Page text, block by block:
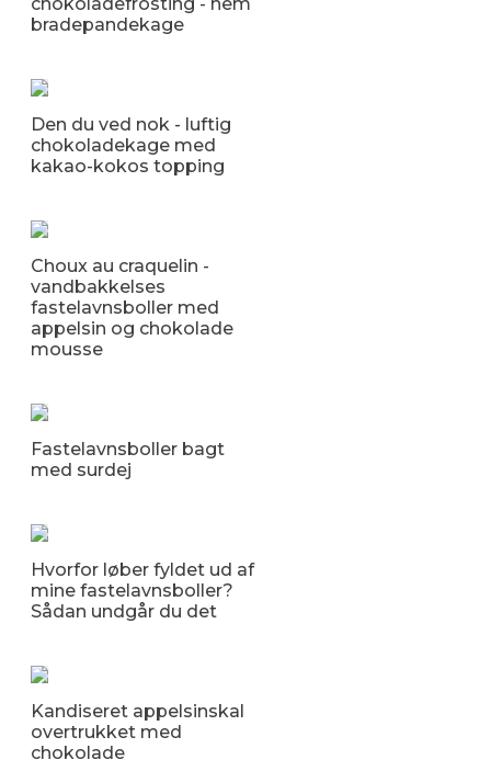
bradepandekage
Den du ved nok - luftig
chokoladekage med
kakao-kokos topping
Choux au craquelin -
vandbakkelses
fastelavnsboller med
appelsin og chokolade
mousse
Fastelavnsboller bagt
med surdej
Hvorfor løber fyldet ud af
mine fastelavnsboller?
Sådan undgår du det
Kandiseret appelsinskal
overtrukket med
chokolade